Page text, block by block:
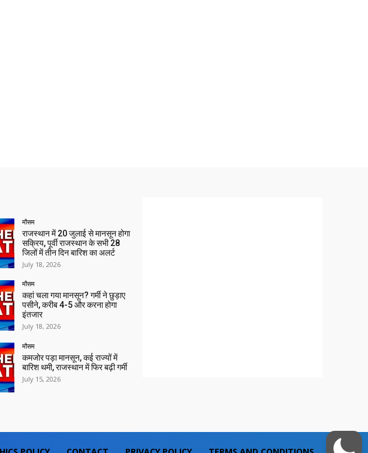
मौसम
राजस्थान में 20 जुलाई से मानसून होगा
सक्रिय, पूर्वी राजस्थान के सभी 28
जिलों में तीन दिन बारिश का अलर्ट
July 18, 2026
मौसम
कहां चला गया मानसून? गर्मी ने छुड़ाए
पसीने, करीब 4-5 और करना होगा
इंतजार
July 18, 2026
मौसम
कमजोर पड़ा मानसून, कई राज्यों में
बारिश थमी, राजस्थान में फिर बढ़ी गर्मी
July 15, 2026